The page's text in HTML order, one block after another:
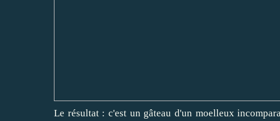
Le résultat : c'est un gâteau d'un moelleux